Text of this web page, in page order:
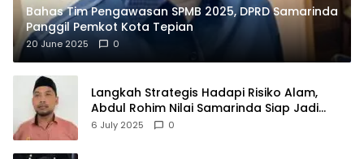
Bahas Tim Pengawasan SPMB 2025, DPRD Samarinda
Panggil Pemkot Kota Tepian
20 June 2025 0
Langkah Strategis Hadapi Risiko Alam,
Abdul Rohim Nilai Samarinda Siap Jadi
Pusat Logistik Bencana Kalimantan
6 July 2025 0